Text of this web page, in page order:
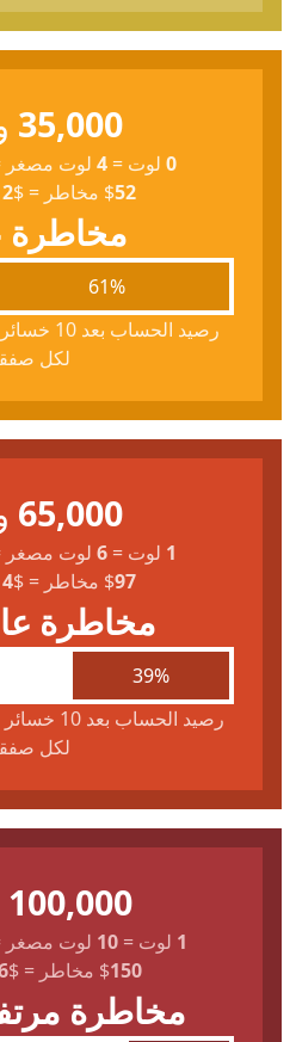
35,000
0 لوت=
4 لوت مصغر
$52 مخاطر =
$
2
مخاطرة
61%
رصيد الحساب بعد 10 خسائر متتالية بمخاطرة
لكل
65,000
1 لوت=
6 لوت مصغر
$97 مخاطر =
$
4
مخاطرة
39%
رصيد الحساب بعد 10 خسائر متتالية بمخاطرة
لكل
100,000
1 لوت=
10 لوت مصغر
$150 مخاطر=
$
مخاطرة